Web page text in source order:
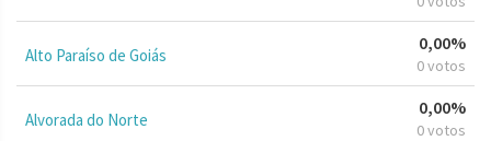
Alto Paraíso de Goiás
0,00%
0 votos
Alvorada do Norte
0,00%
0 votos